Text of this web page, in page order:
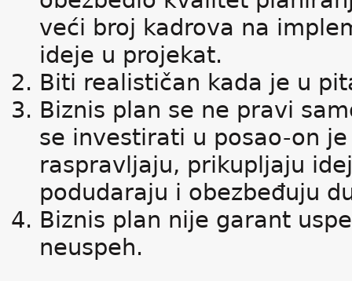
veći broj kadrova na
ideje u projekat.
Biti realističan kada je u
Biznis plan se ne pravi
se investirati u posao-on
raspravljaju, prikupljaju
podudaraju i obezbeđuju
Biznis plan nije garant
neuspeh.